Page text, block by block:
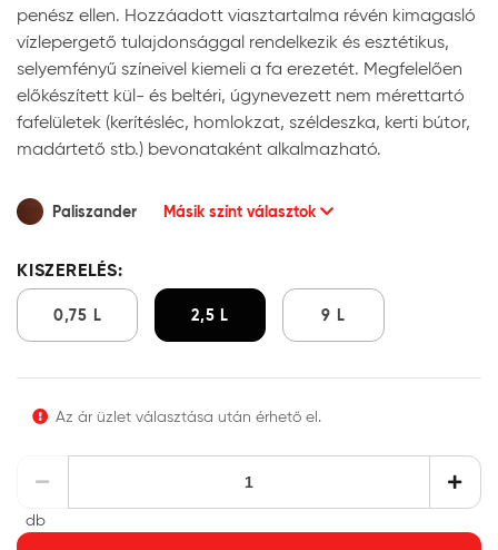
penész ellen. Hozzáadott viasztartalma révén kimagasló
vízlepergető tulajdonsággal rendelkezik és esztétikus,
selyemfényű színeivel kiemeli a fa erezetét. Megfelelően
előkészített kül- és beltéri, úgynevezett nem mérettartó
fafelületek (kerítésléc, homlokzat, széldeszka, kerti bútor,
madártető stb.) bevonataként alkalmazható.
Paliszander Másik színt választok
KISZERELÉS:
0,75 L 2,5 L 9 L
Az ár üzlet választása után érhető el.
db